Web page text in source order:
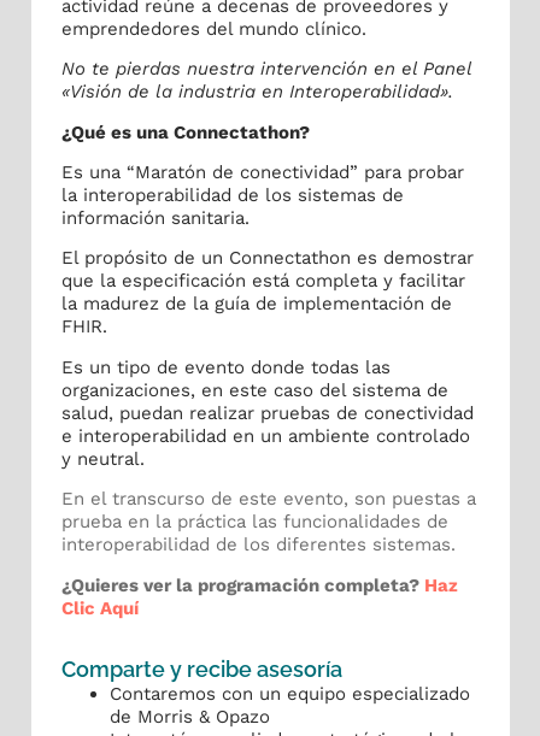
actividad reúne a decenas de proveedores y
emprendedores del mundo clínico.
No te pierdas nuestra intervención en el Panel
«Visión de la industria en Interoperabilidad».
¿Qué es una Connectathon?
Es una “Maratón de conectividad” para probar
la interoperabilidad de los sistemas de
información sanitaria.
El propósito de un Connectathon es demostrar
que la especificación está completa y facilitar
la madurez de la guía de implementación de
FHIR.
Es un tipo de evento donde todas las
organizaciones, en este caso del sistema de
salud, puedan realizar pruebas de conectividad
e interoperabilidad en un ambiente controlado
y neutral.
En el transcurso de este evento, son puestas a
prueba en la práctica las funcionalidades de
interoperabilidad de los diferentes sistemas.
¿Quieres ver la programación completa? Haz
Clic Aquí
Comparte y recibe asesoría
Contaremos con un equipo especializado
de Morris & Opazo